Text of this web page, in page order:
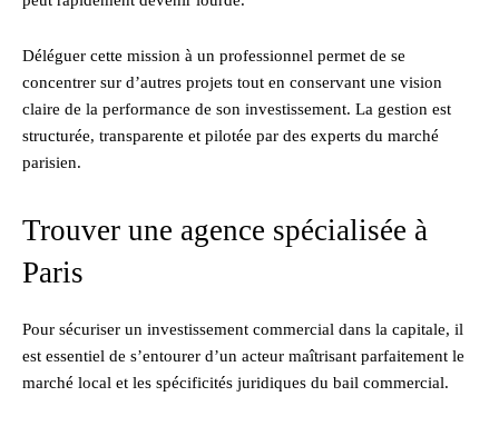
Déléguer cette mission à un professionnel permet de se
concentrer sur d’autres projets tout en conservant une vision
claire de la performance de son investissement. La gestion est
structurée, transparente et pilotée par des experts du marché
parisien.
Trouver une agence spécialisée à
Paris
Pour sécuriser un investissement commercial dans la capitale, il
est essentiel de s’entourer d’un acteur maîtrisant parfaitement le
marché local et les spécificités juridiques du bail commercial.